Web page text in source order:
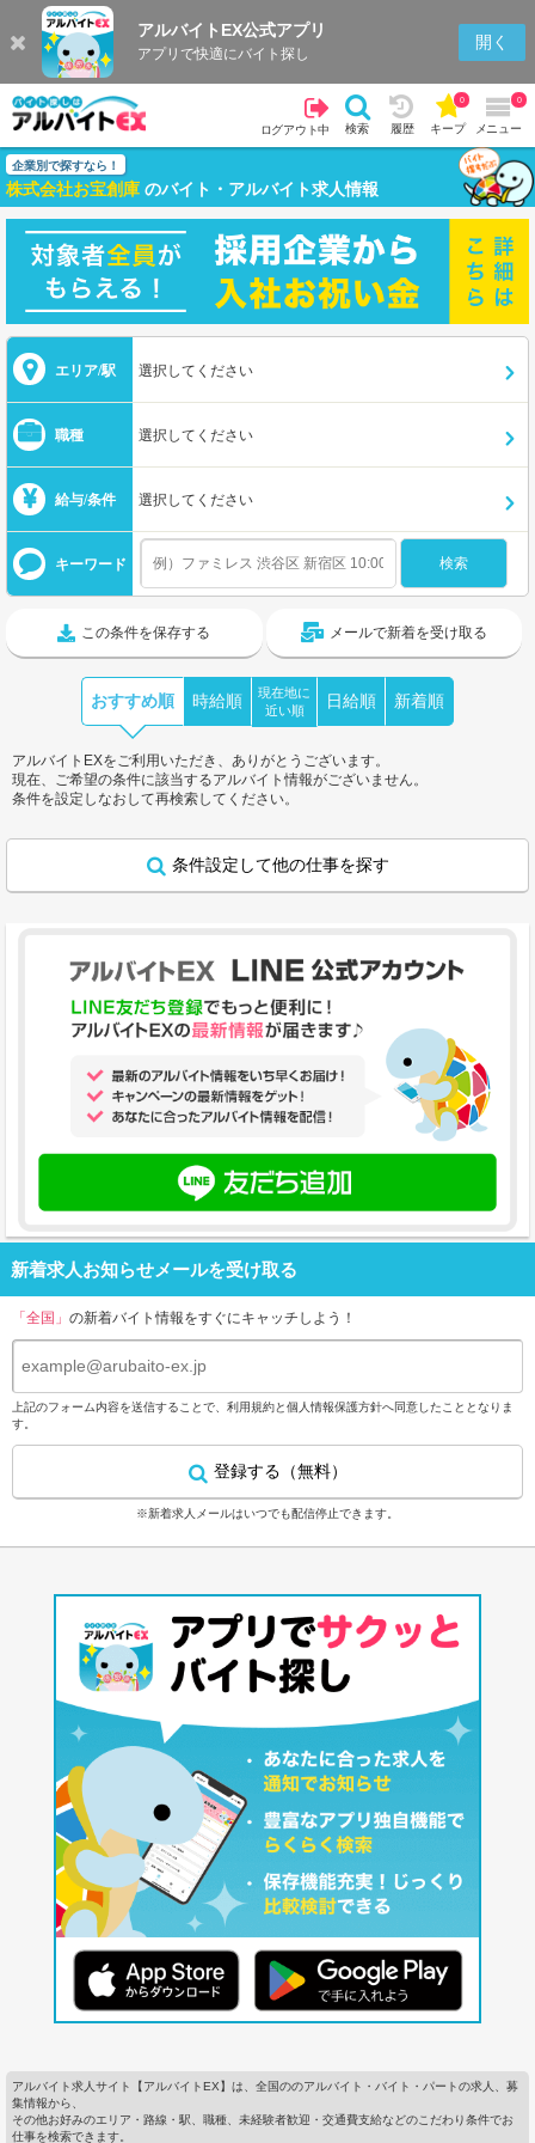
アルバイトEX公式アプリ
アプリで快適にバイト探し
開く
ログアウト中 検索 履歴 キープ
0
メニュー
0
企業別で探すなら！
株式会社お宝創庫 のバイト・アルバイト求人情報
エリア/駅 選択してください
職種 選択してください
給与/条件 選択してください
キーワード
この条件を保存する メールで新着を受け取る
おすすめ順 時給順
現在地に
近い順
日給順 新着順
アルバイトEXをご利用いただき、ありがとうございます。
現在、ご希望の条件に該当するアルバイト情報がございません。
条件を設定しなおして再検索してください。
条件設定して他の仕事を探す
新着求人お知らせメールを受け取る
「全国」 の新着バイト情報をすぐにキャッチしよう！
上記のフォーム内容を送信することで、 利用規約と個人情報保護方針へ同意したこととなりま
す。
登録する（無料）
※新着求人メールはいつでも配信停止できます。
アルバイト求人サイト【アルバイトEX】は、全国ののアルバイト・バイト・パートの求人、募
集情報から、
その他お好みのエリア・路線・駅、職種、未経験者歓迎・交通費支給などのこだわり条件でお
仕事を検索できます。